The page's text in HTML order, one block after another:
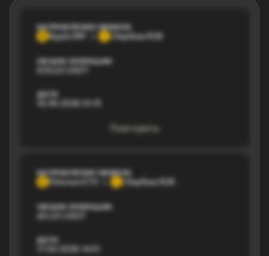
НАПРАВЛЕНИЕ ОБМЕНА
Ripple XRP Сбербанк RUB
ОБЪЕМ ОПЕРАЦИИ
ДАТА
16.06.2026 01:15
Повторить
НАПРАВЛЕНИЕ ОБМЕНА
Ethereum ETH Сбербанк RUB
ОБЪЕМ ОПЕРАЦИИ
ДАТА
17.03.2026 14:51